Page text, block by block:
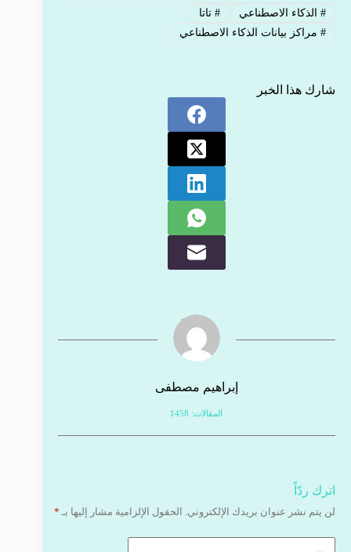
#الذكاء الاصطناعي #تاتا
#مراكز بيانات الذكاء الاصطناعي
شارك هذا الخبر
إبراهيم مصطفى
المقالات: 1458
اترك ردّاً
لن يتم نشر عنوان بريدك الإلكتروني. الحقول الإلزامية مشار إليها بـ *